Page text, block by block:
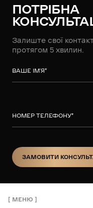
ПОТРІБНА
Залиште свої
протягом 5 хвилин.
ВАШЕ ІМ’Я*
НОМЕР ТЕЛЕФОНУ*
ЗАМОВИТИ
МЕНЮ